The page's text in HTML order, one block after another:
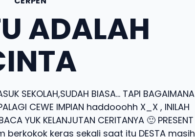
ADALAH
SEKOLAH,SUDAH BIASA… TAPI BAGAIMANA
CEWE IMPIAN haddooohh X_X , INILAH
YUK KELANJUTAN CERITANYA 🙂 PRESENT
berkokok keras sekali saat itu DESTA masih